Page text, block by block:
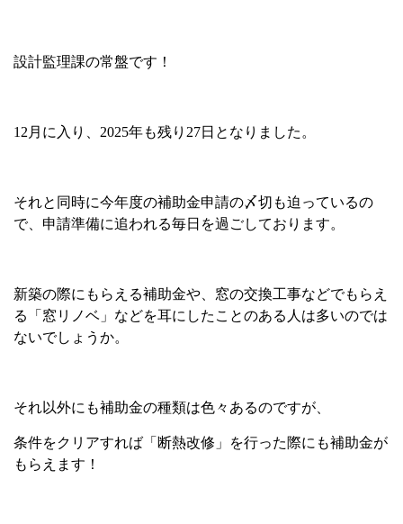
設計監理課の常盤です！
12 月に入り、 2025年も残り 27日となりました。
それと同時に今年度の補助金申請の〆切も迫っているの
で、申請準備に追われる毎日を過ごしております。
新築の際にもらえる補助金や、窓の交換工事などでもらえ
る「窓リノベ」などを耳にしたことのある人は多いのでは
ないでしょうか。
それ以外にも補助金の種類は色々あるのですが、
条件をクリアすれば「断熱改修」を行った際にも補助金が
もらえます！